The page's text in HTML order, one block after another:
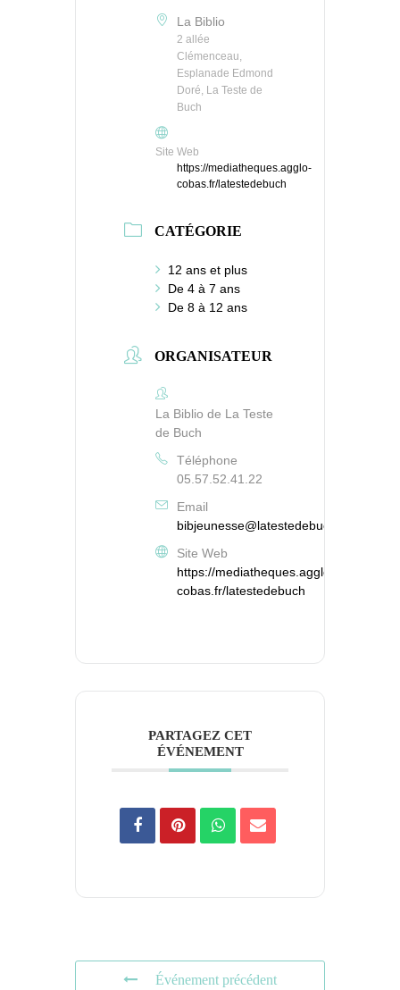
La Biblio
2 allée
Clémenceau,
Esplanade Edmond
Doré, La Teste de
Buch
Site Web
https://mediatheques.agglo-
cobas.fr/latestedebuch
CATÉGORIE
12 ans et plus
De 4 à 7 ans
De 8 à 12 ans
ORGANISATEUR
La Biblio de La Teste
de Buch
Téléphone
05.57.52.41.22
Email
bibjeunesse@latestedebuch.fr
Site Web
https://mediatheques.agglo-
cobas.fr/latestedebuch
PARTAGEZ CET
ÉVÉNEMENT
Événement précédent